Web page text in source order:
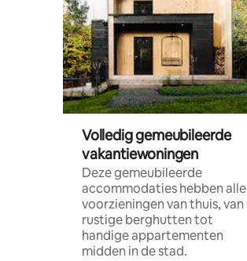
Volledig gemeubileerde
vakantiewoningen
Deze gemeubileerde
accommodaties hebben alle
voorzieningen van thuis, van
rustige berghutten tot
handige appartementen
midden in de stad.